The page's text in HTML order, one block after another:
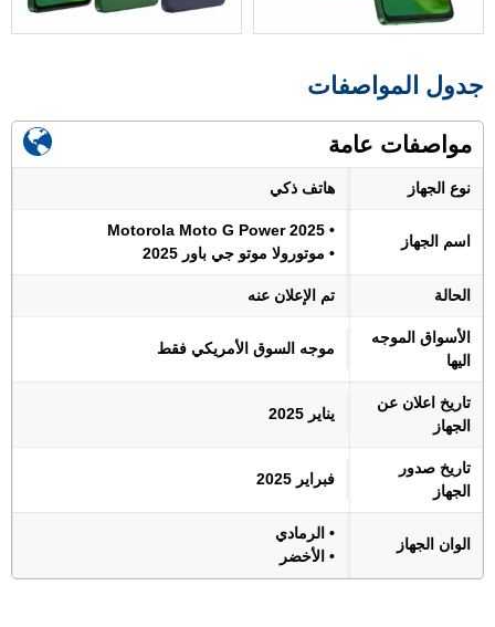
جدول المواصفات
مواصفات عامة
نوع الجهاز هاتف ذكي
اسم الجهاز
• Motorola Moto G Power 2025
• موتورولا موتو جي باور 2025
الحالة تم الإعلان عنه
الأسواق الموجه
اليها
موجه السوق الأمريكي فقط
تاريخ اعلان عن
الجهاز
يناير 2025
تاريخ صدور
الجهاز
فبراير 2025
الوان الجهاز
• الرمادي
• الأخضر